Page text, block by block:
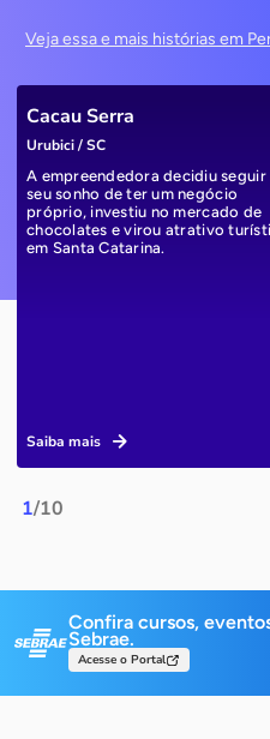
Veja essa e mais histórias em
1/10
Cacau Serra
Urubici / SC
A empreendedora decidiu seguir
seu sonho de ter um negócio
próprio, investiu no mercado de
chocolates e virou atrativo
em Santa Catarina.
Saiba mais
Confira cursos,
Sebrae.
Acesse o Portal